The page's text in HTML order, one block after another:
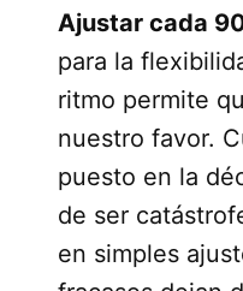
Ajustar cada
para la
ritmo permite
nuestro favor.
puesto en la
de ser
en simples